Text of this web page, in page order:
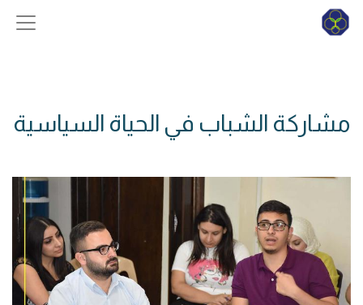
مشاركة الشباب في الحياة السياسية